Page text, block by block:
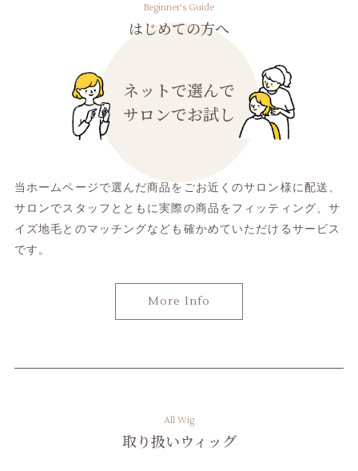
Beginner's Guide
はじめての方へ
ネットで選んで
サロンでお試し
当ホームページで選んだ商品をごお近くのサロン様に配送、
サロンでスタッフとともに実際の商品をフィッティング、サ
イズ地毛とのマッチングなども確かめていただけるサービス
です。
More Info
All Wig
取り扱いウィッグ